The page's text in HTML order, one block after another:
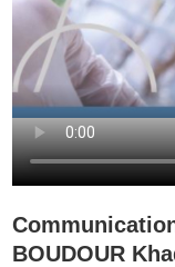
BOUDOUR